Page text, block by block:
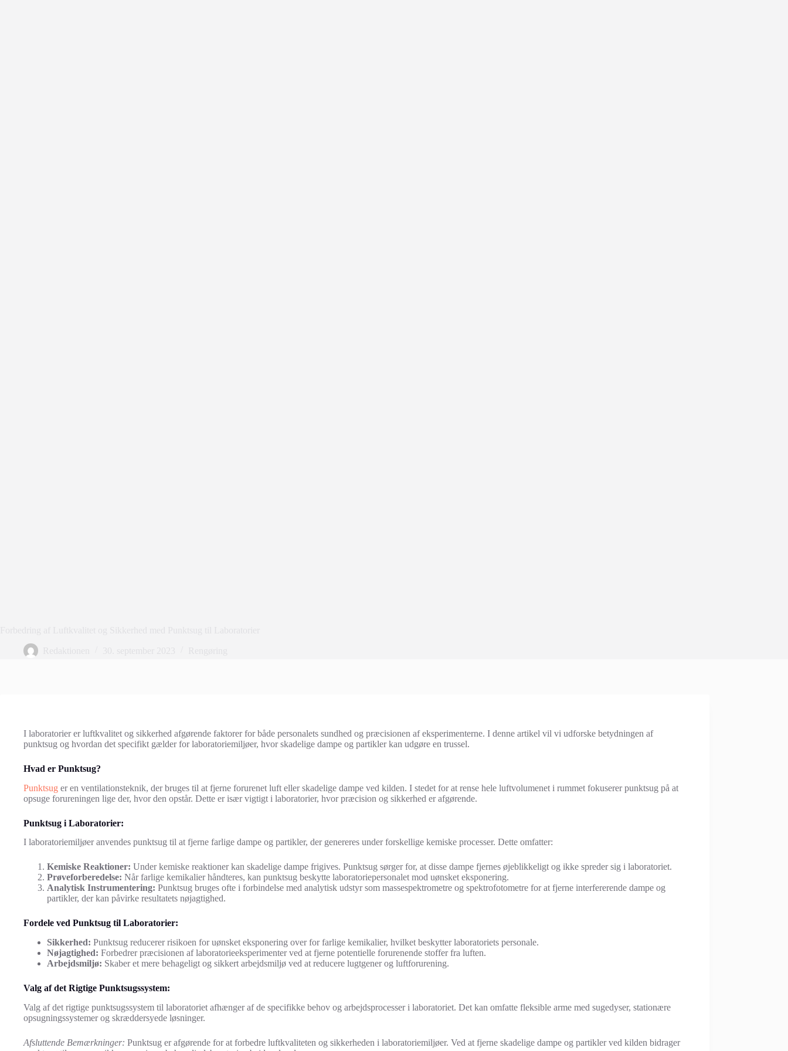
I laboratorier er luftkvalitet og sikkerhed afgørende faktorer for både personalets sundhed og præcisionen af eksperimenterne. I denne artikel vil vi udforske betydningen af
punktsug og hvordan det specifikt gælder for laboratoriemiljøer, hvor skadelige dampe og partikler kan udgøre en trussel.
Hvad er Punktsug?
Punktsug er en ventilationsteknik, der bruges til at fjerne forurenet luft eller skadelige dampe ved kilden. I stedet for at rense hele luftvolumenet i rummet fokuserer punktsug på at
opsuge forureningen lige der, hvor den opstår. Dette er især vigtigt i laboratorier, hvor præcision og sikkerhed er afgørende.
Punktsug i Laboratorier:
I laboratoriemiljøer anvendes punktsug til at fjerne farlige dampe og partikler, der genereres under forskellige kemiske processer. Dette omfatter:
Kemiske Reaktioner: Under kemiske reaktioner kan skadelige dampe frigives. Punktsug sørger for, at disse dampe fjernes øjeblikkeligt og ikke spreder sig i laboratoriet.
Prøveforberedelse: Når farlige kemikalier håndteres, kan punktsug beskytte laboratoriepersonalet mod uønsket eksponering.
Analytisk Instrumentering: Punktsug bruges ofte i forbindelse med analytisk udstyr som massespektrometre og spektrofotometre for at fjerne interfererende dampe og
partikler, der kan påvirke resultatets nøjagtighed.
Fordele ved Punktsug til Laboratorier:
Sikkerhed: Punktsug reducerer risikoen for uønsket eksponering over for farlige kemikalier, hvilket beskytter laboratoriets personale.
Nøjagtighed: Forbedrer præcisionen af laboratorieeksperimenter ved at fjerne potentielle forurenende stoffer fra luften.
Arbejdsmiljø: Skaber et mere behageligt og sikkert arbejdsmiljø ved at reducere lugtgener og luftforurening.
Valg af det Rigtige Punktsugssystem:
Valg af det rigtige punktsugssystem til laboratoriet afhænger af de specifikke behov og arbejdsprocesser i laboratoriet. Det kan omfatte fleksible arme med sugedyser, stationære
opsugningssystemer og skræddersyede løsninger.
Afsluttende Bemærkninger: Punktsug er afgørende for at forbedre luftkvaliteten og sikkerheden i laboratoriemiljøer. Ved at fjerne skadelige dampe og partikler ved kilden bidrager